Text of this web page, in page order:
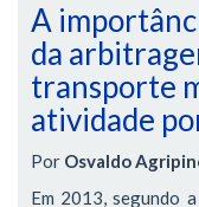
A
da
transporte
atividade
Por Osvaldo
Em 2013, segundo